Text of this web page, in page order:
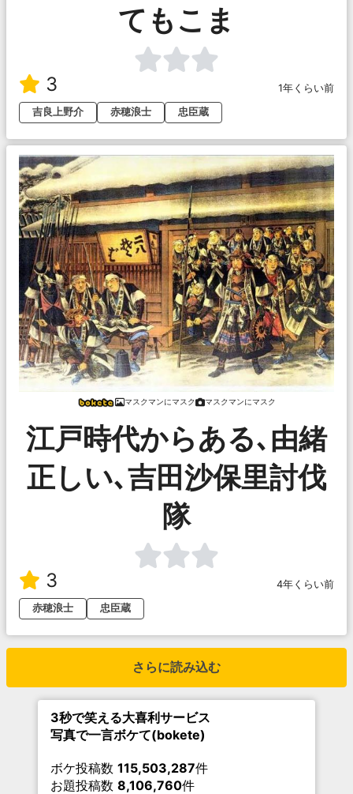
てもこま
3
1年くらい前
吉良上野介
赤穂浪士 忠臣蔵
マスクマンにマスク マスクマンにマスク
江戸時代からある､由緒
正しい､吉田沙保里討伐
隊
3
4年くらい前
赤穂浪士
忠臣蔵
さらに読み込む
3秒で笑える大喜利サービス
写真で一言ボケて(bokete)
ボケ投稿数 115,503,287件
お題投稿数 8,106,760件